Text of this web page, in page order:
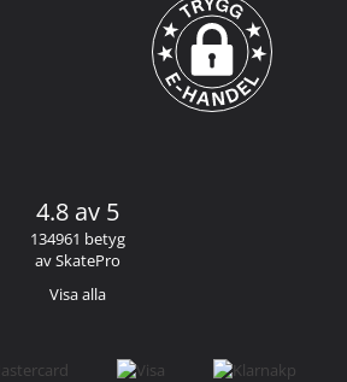
4.8 av 5
134961 betyg
av SkatePro
Visa alla